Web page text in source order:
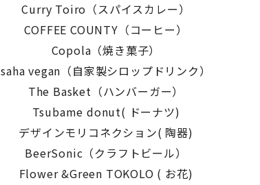
Curry Toiro（スパイスカレー）
COFFEE COUNTY （コーヒー）
Copola（焼き菓子）
saha vegan（自家製シロップドリンク）
The Basket（ハンバーガー）
Tsubame donut( ドーナツ)
デザインモリコネクション( 陶器)
BeerSonic（クラフトビール）
Flower &Green TOKOLO ( お花)